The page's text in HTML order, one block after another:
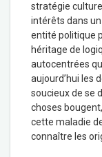
stratégie
intérêts dans
entité politique
héritage de
autocentrées
aujourd’hui les
soucieux de se
choses
cette maladie
connaître les